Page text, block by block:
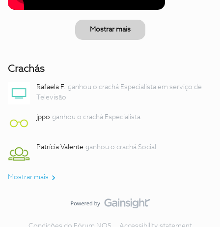
Mostrar mais
Crachás
Rafaela F. ganhou o crachá Especialista em serviço de
Televisão
jppo ganhou o crachá Especialista
Patrícia Valente ganhou o crachá Social
Mostrar mais